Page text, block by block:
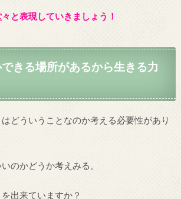
と表現していきましょう！
きる場所があるから生きる力
どういうことなのか考える必要性があり
のかどうか考えみる。
出来ていますか？